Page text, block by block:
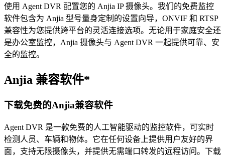
使用 Agent DVR 配置您的 Anjia IP 摄像头。我们的免费监控
软件包含为 Anjia 型号量身定制的设置向导，ONVIF 和 RTSP
兼容性为您提供跨平台的灵活连接选项。无论用于家庭安全还
是办公室监控，Anjia 摄像头与 Agent DVR 一起提供可靠、安
全的监控。
Anjia 兼容软件*
下载免费的Anjia兼容软件
Agent DVR 是一款免费的人工智能驱动的监控软件，可实时
检测人员、车辆和物体。它在任何设备上提供用户友好的界
面，支持无限摄像头，并提供无需端口转发的远程访问。下载